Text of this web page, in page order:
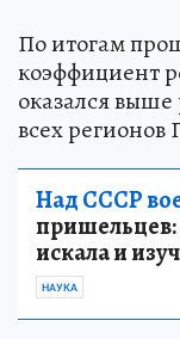
По итогам
коэффициент
оказался
всех
Над СССР
пришельцев:
искала и
НАУКА